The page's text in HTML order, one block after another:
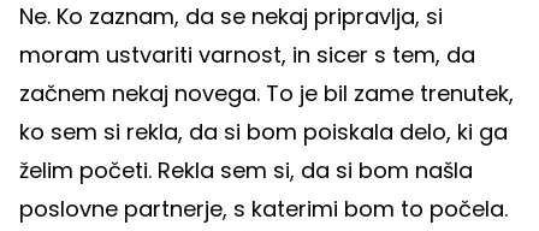
Ne. Ko zaznam, da se nekaj pripravlja, si
moram ustvariti varnost, in sicer s tem, da
začnem nekaj novega. To je bil zame trenutek,
ko sem si rekla, da si bom poiskala delo, ki ga
želim početi. Rekla sem si, da si bom našla
poslovne partnerje, s katerimi bom to počela.